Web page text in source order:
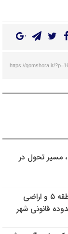
https://qomshora.ir/
مسیر تحول در
بررسی ظرفیت کوره‌پزخانه‌های منطقه ۵ و اراضی
قانونی شهر